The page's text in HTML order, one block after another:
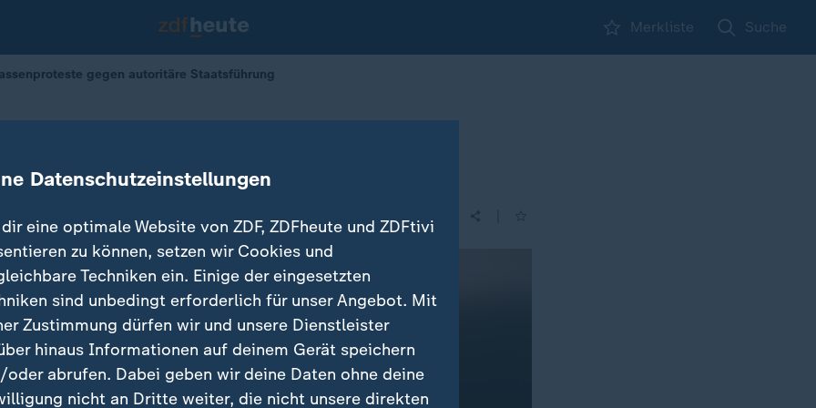
Merkliste Suche
gegen autoritäre Staatsführung
gegen autoritäre Staatsführung
Datenschutzeinstellungen
eine optimale Website von ZDF, ZDFheute und ZDFtivi
zu können, setzen wir Cookies und
Techniken ein. Einige der eingesetzten
sind unbedingt erforderlich für unser Angebot. Mit
Zustimmung dürfen wir und unsere Dienstleister
hinaus Informationen auf deinem Gerät speichern
oder abrufen. Dabei geben wir deine Daten ohne deine
nicht an Dritte weiter, die nicht unsere direkten